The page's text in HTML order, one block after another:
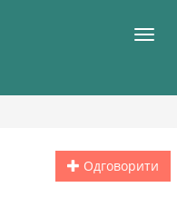
Одговорити